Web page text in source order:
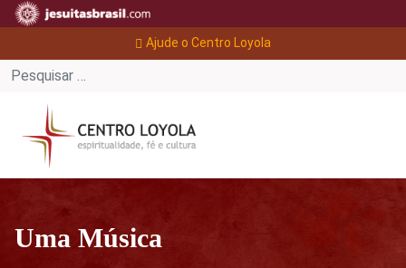
Ajude o Centro Loyola
Uma Música